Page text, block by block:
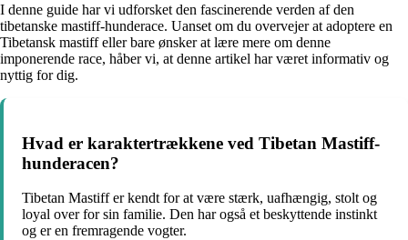
I denne guide har vi udforsket den fascinerende verden af den
tibetanske mastiff-hunderace. Uanset om du overvejer at adoptere en
Tibetansk mastiff eller bare ønsker at lære mere om denne
imponerende race, håber vi, at denne artikel har været informativ og
nyttig for dig.
Hvad er karaktertrækkene ved Tibetan Mastiff-
hunderacen?
Tibetan Mastiff er kendt for at være stærk, uafhængig, stolt og
loyal over for sin familie. Den har også et beskyttende instinkt
og er en fremragende vogter.